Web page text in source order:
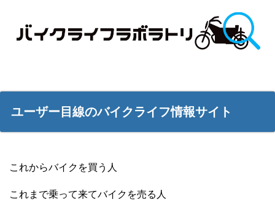
ユーザー目線のバイクライフ情報サイト
これからバイクを買う人
これまで乗って来てバイクを売る人